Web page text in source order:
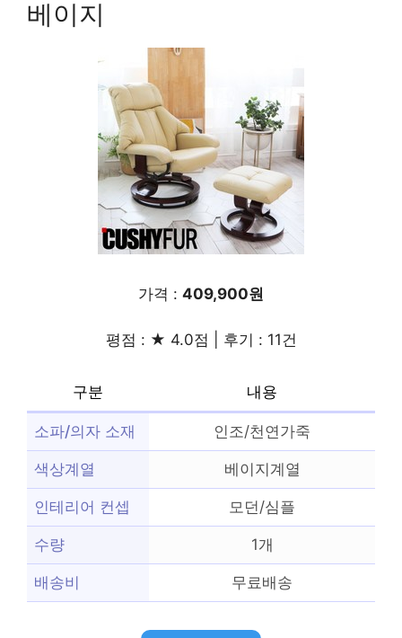
베이지
가격 : 409,900원
평점 : ★ 4.0점 | 후기 : 11건
구분 내용
소파/의자 소재 인조/천연가죽
색상계열 베이지계열
인테리어 컨셉 모던/심플
수량 1개
배송비 무료배송